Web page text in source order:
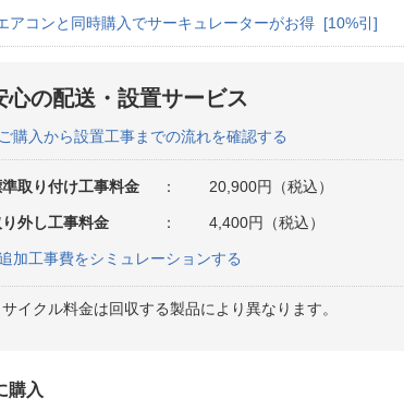
アコンと同時購入でサーキュレーターがお得 [10%引]
心の配送・設置サービス
購入から設置工事までの流れを確認する
取り付け工事料金 ： 20,900円（税込）
外し工事料金 ： 4,400円（税込）
加工事費をシミュレーションする
イクル料金は回収する製品により異なります。
購入